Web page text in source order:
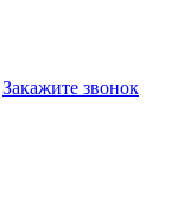
Закажите звонок